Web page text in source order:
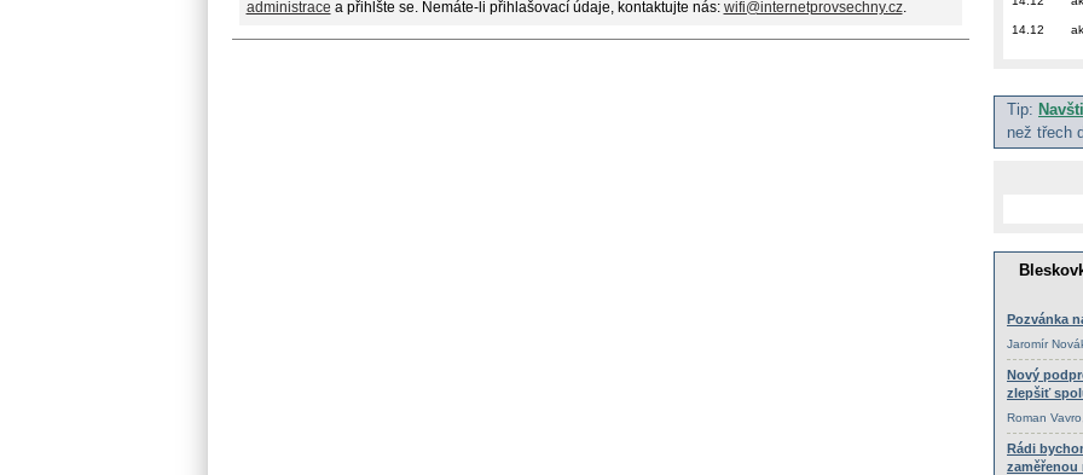
administrace a přihlšte se. Nemáte-li přihlašovací údaje, kontaktujte nás: wifi@internetprovsechny.cz.
14.12
Tip:
než třech